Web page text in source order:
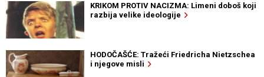
KRIKOM PROTIV NACIZMA: Limeni doboš koji
razbija velike ideologije
HODOČAŠĆE: Tražeći Friedricha Nietzschea
i njegove misli